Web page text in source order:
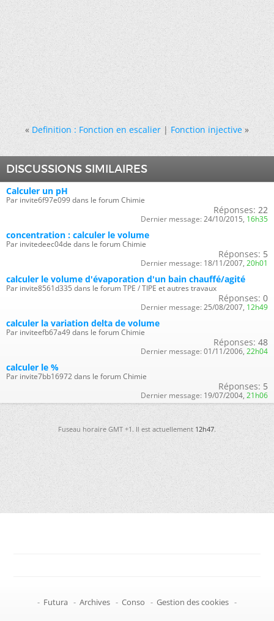
« Definition : Fonction en escalier|Fonction injective »
DISCUSSIONS SIMILAIRES
Calculer un pH
Par invite6f97e099 dans le forum Chimie
Réponses: 22
Dernier message: 24/10/2015, 16h35
concentration : calculer le volume
Par invitedeec04de dans le forum Chimie
Réponses: 5
Dernier message: 18/11/2007, 20h01
calculer le volume d'évaporation d'un bain chauffé/agité
Par invite8561d335 dans le forum TPE / TIPE et autres travaux
Réponses: 0
Dernier message: 25/08/2007, 12h49
calculer la variation delta de volume
Par inviteefb67a49 dans le forum Chimie
Réponses: 48
Dernier message: 01/11/2006, 22h04
calculer le %
Par invite7bb16972 dans le forum Chimie
Réponses: 5
Dernier message: 19/07/2004, 21h06
Fuseau horaire GMT +1. Il est actuellement12h47.
- Futura - Archives - Conso - Gestion des cookies -